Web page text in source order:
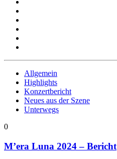
Allgemein
Highlights
Konzertbericht
Neues aus der Szene
Unterwegs
0
M’era Luna 2024 – Bericht